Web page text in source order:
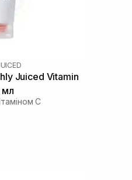
Juiced Vitamin
мл
С